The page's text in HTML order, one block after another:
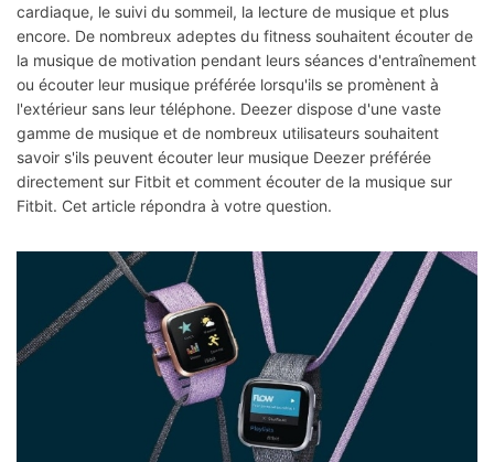
cardiaque, le suivi du sommeil, la lecture de musique et plus
encore. De nombreux adeptes du fitness souhaitent écouter de
la musique de motivation pendant leurs séances d'entraînement
ou écouter leur musique préférée lorsqu'ils se promènent à
l'extérieur sans leur téléphone. Deezer dispose d'une vaste
gamme de musique et de nombreux utilisateurs souhaitent
savoir s'ils peuvent écouter leur musique Deezer préférée
directement sur Fitbit et comment écouter de la musique sur
Fitbit. Cet article répondra à votre question.